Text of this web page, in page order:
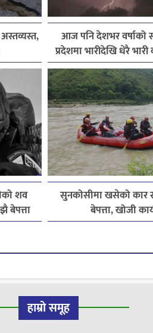
आज पनि देशभर वर्षाको
प्रदेशमा भारीदेखि धेरै भारी
शव
बेपत्ता
सुनकोसीमा खसेको कार
बेपत्ता, खोजी
हाम्रो समूह